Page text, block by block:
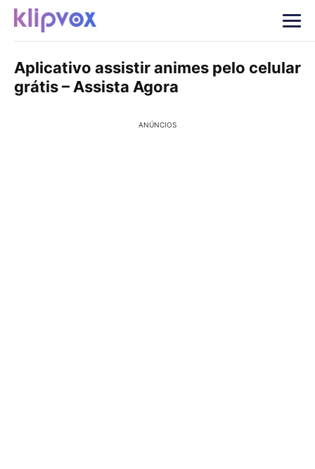
Aplicativo assistir animes pelo celular
grátis – Assista Agora
ANÚNCIOS